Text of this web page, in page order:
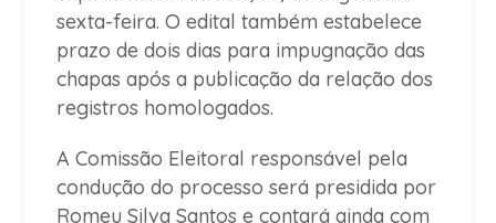
sexta-feira. O edital também estabelece
prazo de dois dias para impugnação das
chapas após a publicação da relação dos
registros homologados.
A Comissão Eleitoral responsável pela
condução do processo será presidida por
Romeu Silva Santos e contará ainda com